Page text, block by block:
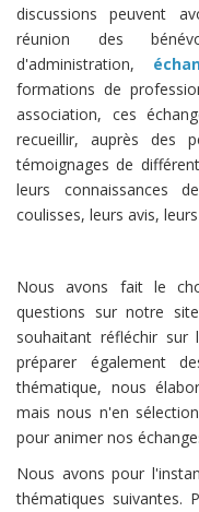
discussions peuvent
réunion des
d'administration,
formations de
association, ces
recueillir, auprès des
témoignages de
leurs connaissances
coulisses, leurs avis,
Nous avons fait le
questions sur notre
souhaitant réfléchir
préparer également
thématique, nous
mais nous n'en
pour animer nos
Nous avons pour
thématiques suivantes.